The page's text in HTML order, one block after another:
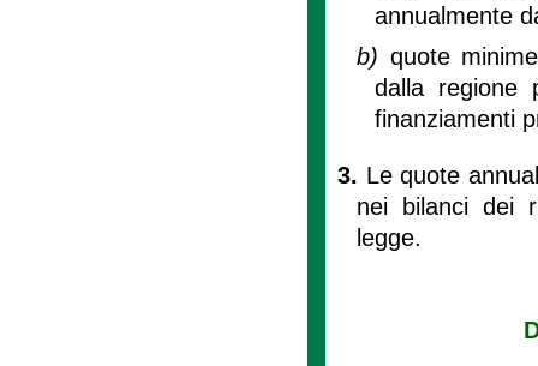
annualmente
b) quote
dalla regione
finanziamenti
3. Le quote
nei bilanci dei
legge.